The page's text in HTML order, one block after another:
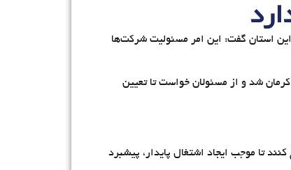
راکد و تعیین تکلیف نشده در این استان گفت: این امر مسئولیت شرکت‌ها
شد و از مسئولان خواست تا تعیین
تا موجب ایجاد اشتغال پایدار، پیشبرد